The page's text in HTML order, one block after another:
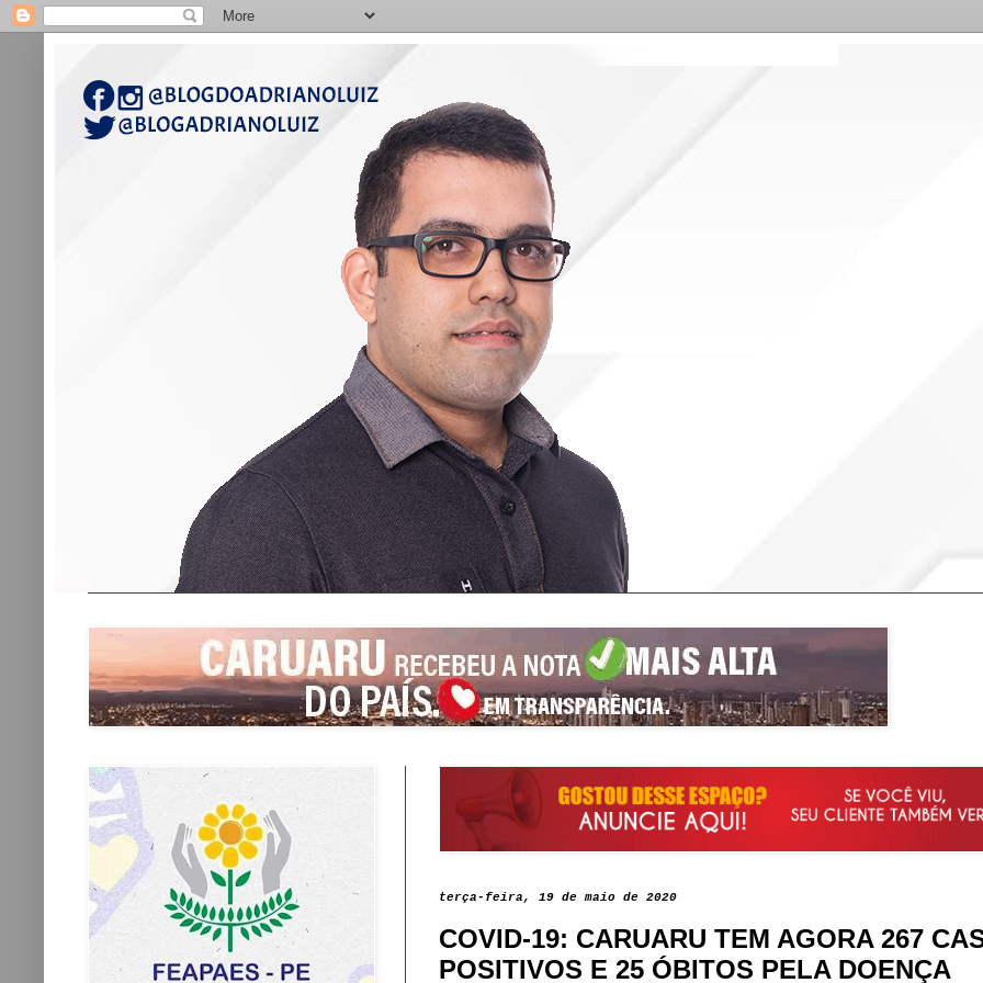
terça-feira, 19 de maio de 2020
COVID-19: CARUARU TEM AGORA 267
POSITIVOS E 25 ÓBITOS PELA DOENÇA